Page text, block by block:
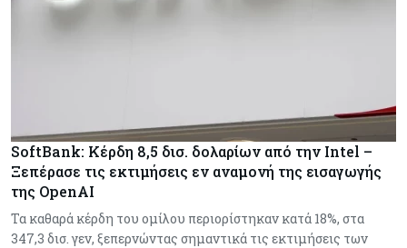
SoftBank: Κέρδη 8,5 δισ. δολαρίων από την Intel –
Ξεπέρασε τις εκτιμήσεις εν αναμονή της εισαγωγής
της OpenAI
Τα καθαρά κέρδη του ομίλου περιορίστηκαν κατά 18%, στα
347,3 δισ. γεν, ξεπερνώντας σημαντικά τις εκτιμήσεις των